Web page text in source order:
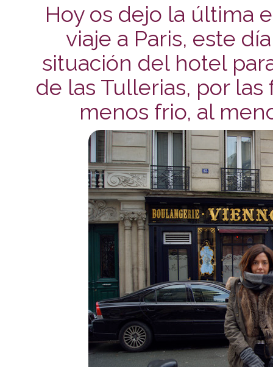
Hoy os dejo la última
viaje a Paris, este
situación del hotel
de las Tullerias, por
menos frio, al